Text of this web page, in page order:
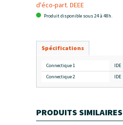
d'éco-part. DEEE
Produit disponible sous 24 à 48h.
Spécifications
Connectique 1
IDE
Connectique 2
IDE
PRODUITS SIMILAIRES